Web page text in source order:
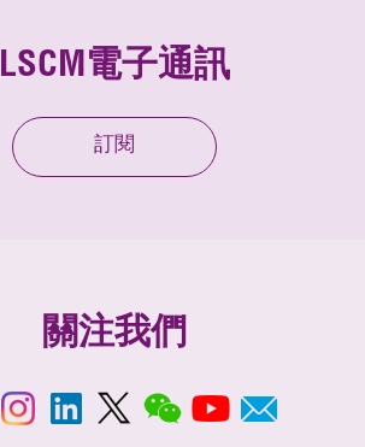
LSCM電子通訊
訂閱
關注我們